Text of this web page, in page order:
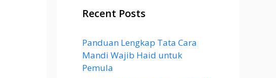
Recent Posts
Panduan Lengkap Tata Cara
Mandi Wajib Haid untuk
Pemula